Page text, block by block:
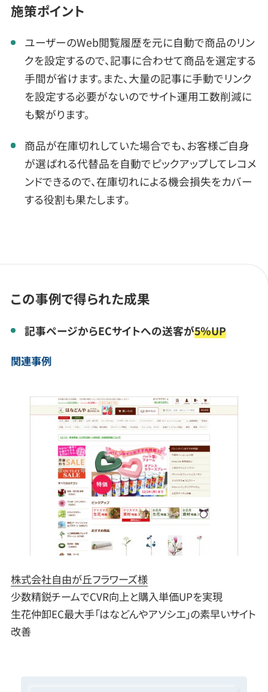
施策ポイント
ユーザーのWeb閲覧履歴を元に自動で商品のリン
クを設定するので、記事に合わせて商品を選定する
手間が省けます。また、大量の記事に手動でリンク
を設定する必要がないのでサイト運用工数削減に
も繋がります。
商品が在庫切れしていた場合でも、お客様ご自身
が選ばれる代替品を自動でピックアップしてレコメ
ンドできるので、在庫切れによる機会損失をカバー
する役割も果たします。
この事例で得られた成果
記事ページからECサイトへの送客が5％UP
関連事例
株式会社自由が丘フラワーズ様
少数精鋭チームでCVR向上と購入単価UPを実現
生花仲卸EC最大手「はなどんやアソシエ」の素早いサイト
改善